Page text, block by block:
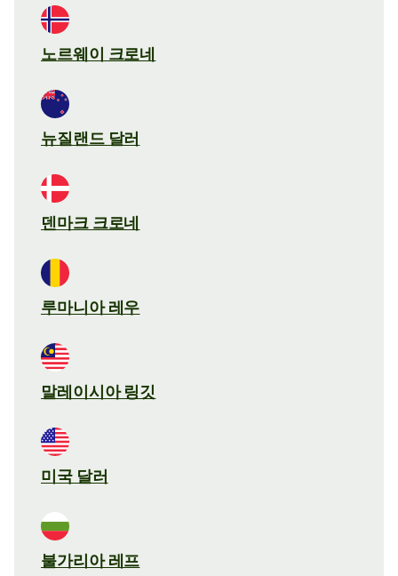
노르웨이 크로네
뉴질랜드 달러
덴마크 크로네
루마니아 레우
말레이시아 링깃
미국 달러
불가리아 레프